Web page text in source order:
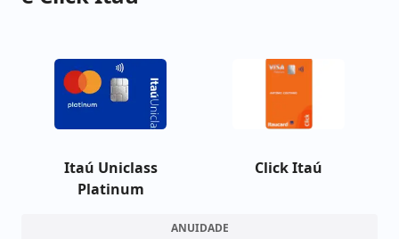
Itaú Uniclass
Platinum
Click Itaú
ANUIDADE